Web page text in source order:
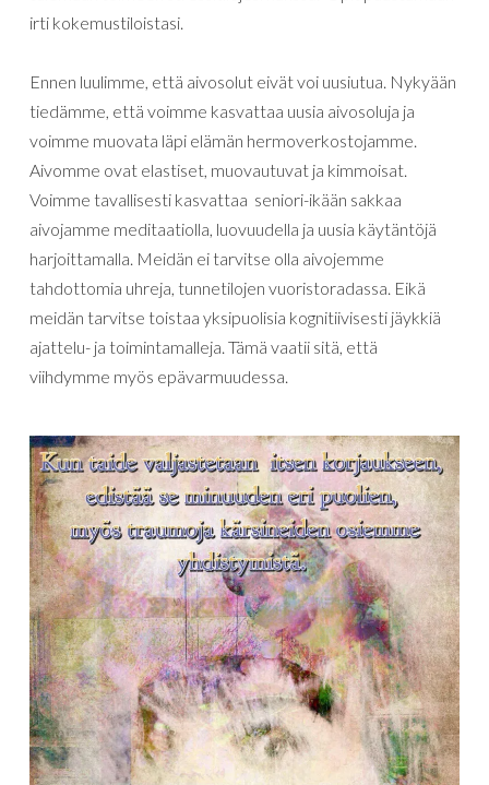
irti kokemustiloistasi.
Ennen luulimme, että aivosolut eivät voi uusiutua. Nykyään
tiedämme, että voimme kasvattaa uusia aivosoluja ja
voimme muovata läpi elämän hermoverkostojamme.
Aivomme ovat elastiset, muovautuvat ja kimmoisat.
Voimme tavallisesti kasvattaa seniori-ikään sakkaa
aivojamme meditaatiolla, luovuudella ja uusia käytäntöjä
harjoittamalla. Meidän ei tarvitse olla aivojemme
tahdottomia uhreja, tunnetilojen vuoristoradassa. Eikä
meidän tarvitse toistaa yksipuolisia kognitiivisesti jäykkiä
ajattelu- ja toimintamalleja. Tämä vaatii sitä, että
viihdymme myös epävarmuudessa.